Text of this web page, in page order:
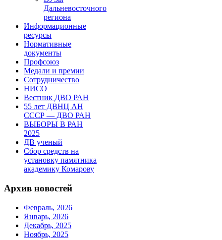
Дальневосточного
региона
Информационные
ресурсы
Нормативные
документы
Профсоюз
Медали и премии
Сотрудничество
НИСО
Вестник ДВО РАН
55 лет ДВНЦ АН
СССР — ДВО РАН
ВЫБОРЫ В РАН
2025
ДВ ученый
Сбор средств на
установку памятника
академику Комарову
Архив новостей
Февраль, 2026
Январь, 2026
Декабрь, 2025
Ноябрь, 2025